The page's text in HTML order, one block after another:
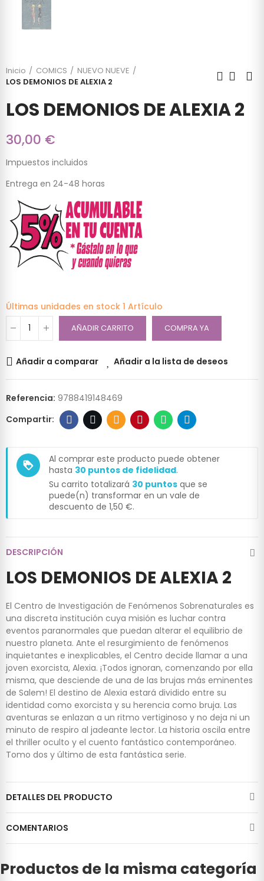
Inicio COMICS
NUEVO NUEVE
LOS DEMONIOS DE ALEXIA 2
LOS DEMONIOS DE ALEXIA 2
30,00 €
Impuestos incluidos
Entrega en 24-48 horas
Últimas unidades en stock 1 Artículo
AÑADIR CARRITO COMPRA YA
Añadir a comparar Añadir a la lista de deseos
Referencia: 9788419148469
loyalty
Al comprar este producto puede obtener
hasta 30 puntos de fidelidad.
Su carrito totalizará 30 puntos que se
puede(n) transformar en un vale de
descuento de 1,50 €.
DESCRIPCIÓN
LOS DEMONIOS DE ALEXIA 2
El Centro de Investigación de Fenómenos Sobrenaturales es
una discreta institución cuya misión es luchar contra
eventos paranormales que puedan alterar el equilibrio de
nuestro planeta. Ante el resurgimiento de fenómenos
inquietantes e inexplicables, el Centro decide llamar a una
joven exorcista, Alexia. ¡Todos ignoran, comenzando por ella
misma, que desciende de una de las brujas más eminentes
de Salem! El destino de Alexia estará dividido entre su
identidad como exorcista y su herencia como bruja. Las
aventuras se enlazan a un ritmo vertiginoso y no deja ni un
minuto de respiro al jadeante lector. La historia oscila entre
el thriller oculto y el cuento fantástico contemporáneo.
Tomo dos y último de esta fantástica serie.
DETALLES DEL PRODUCTO
COMENTARIOS
Productos de la misma categoría